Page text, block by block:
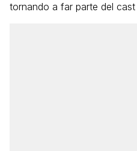
tornando a far parte del